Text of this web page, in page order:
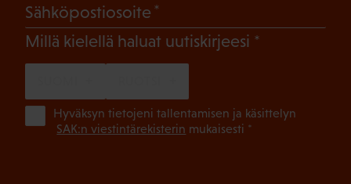
Sähköpostiosoite
Millä kielellä haluat uutiskirjeesi (Pakollinen)
Hyväksyn tietojeni tallentamisen ja käsittelyn
SAK:n viestintärekisterin mukaisesti *